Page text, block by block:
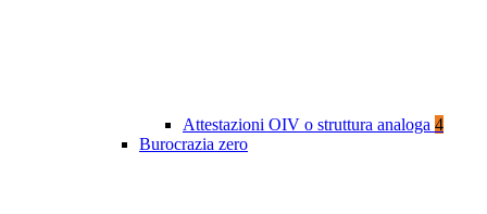
Attestazioni OIV o struttura analoga 4
Burocrazia zero